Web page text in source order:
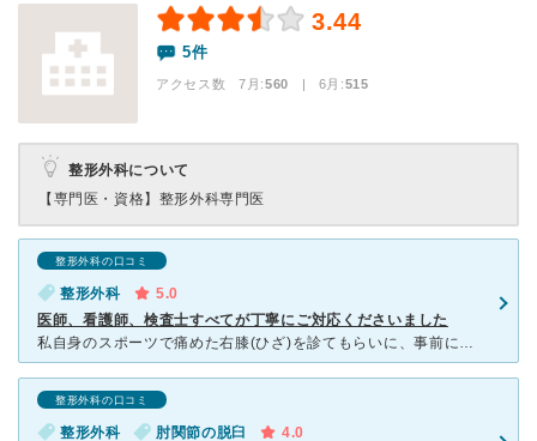
3.44
5件
アクセス数 7月:560 | 6月:515
整形外科について
【専門医・資格】 整形外科専門医
整形外科の口コミ
整形外科
5.0
医師、看護師、検査士すべてが丁寧にご対応くださいました
私自身のスポーツで痛めた右膝(ひざ)を診てもらいに、事前に電話でコロナ禍の初診でも予約不要と確認し、土曜日に行きました。 ※提携駐車場あり(診察にかかった時間は何時間でも無料) ◆待ち時間は比
整形外科の口コミ
整形外科 肘関節の脱臼
4.0